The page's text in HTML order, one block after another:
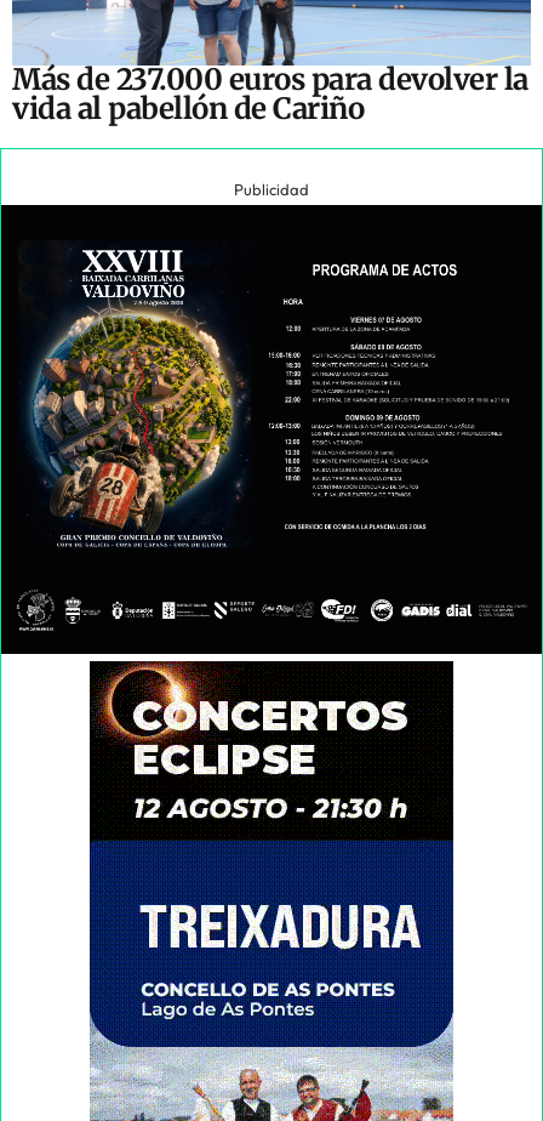
Más de 237.000 euros para devolver la
vida al pabellón de Cariño
Publicidad